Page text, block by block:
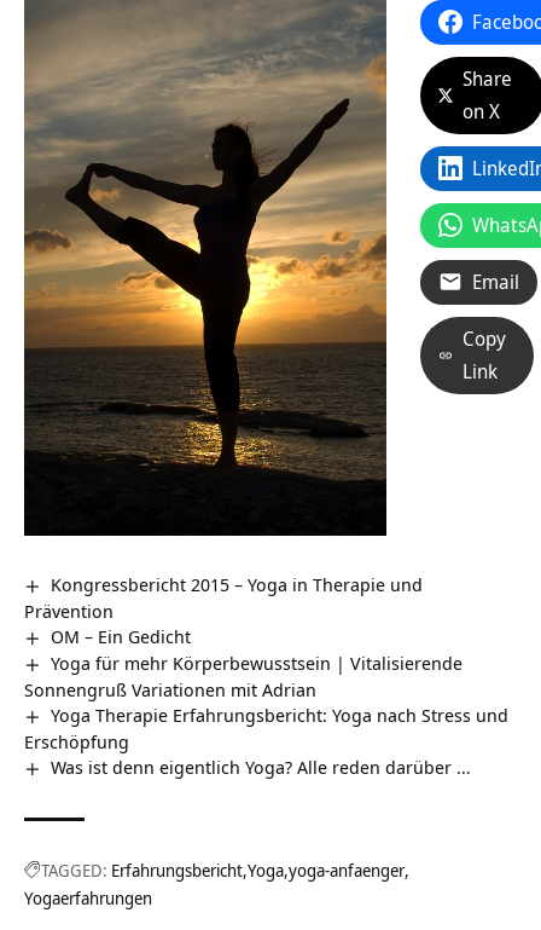
Share
on X
Email
Copy
Link
Kongressbericht 2015 – Yoga in Therapie und
Prävention
OM – Ein Gedicht
Yoga für mehr Körperbewusstsein | Vitalisierende
Sonnengruß Variationen mit Adrian
Yoga Therapie Erfahrungsbericht: Yoga nach Stress und
Erschöpfung
Was ist denn eigentlich Yoga? Alle reden darüber …
TAGGED: Erfahrungsbericht Yoga yoga-anfaenger
Yogaerfahrungen